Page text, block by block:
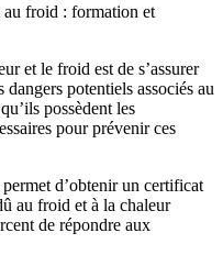
au froid : formation et
et le froid est de s’assurer
potentiels associés au
possèdent les
pour prévenir ces
d’obtenir un certificat
au froid et à la chaleur
de répondre aux